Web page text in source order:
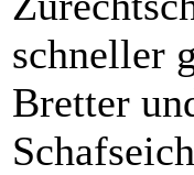
schneller
Bretter